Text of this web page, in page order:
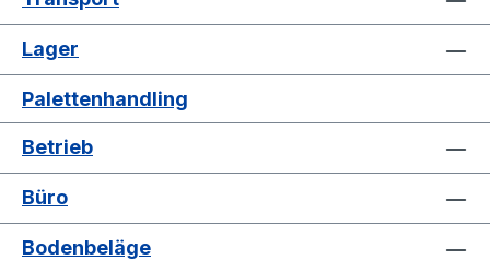
Lager
Palettenhandling
Betrieb
Büro
Bodenbeläge